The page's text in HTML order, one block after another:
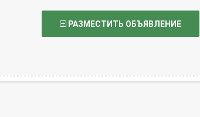
РАЗМЕСТИТЬ ОБЪЯВЛЕНИЕ